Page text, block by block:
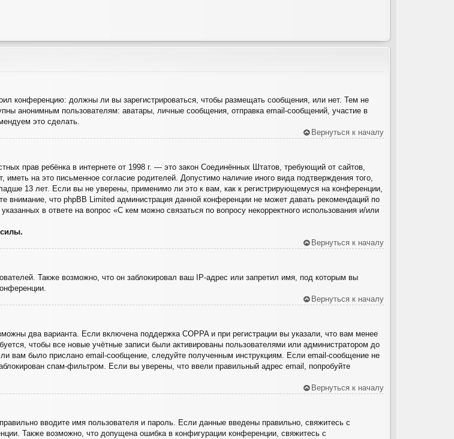
конференцию: должны ли вы зарегистрироваться, чтобы размещать сообщения, или нет. Тем не
анонимным пользователям: аватары, личные сообщения, отправка email-сообщений, участие в
это сделать.
Вернуться к началу
прав ребёнка в интернете от 1998 г. — это закон Соединённых Штатов, требующий от сайтов,
на это письменное согласие родителей. Допустимо наличие иного вида подтверждения того,
13 лет. Если вы не уверены, применимо ли это к вам, как к регистрирующемуся на конференции,
внимание, что phpBB Limited администрация данной конференции не может давать рекомендаций по
в ответе на вопрос «С кем можно связаться по вопросу некорректного использования и/или
Вернуться к началу
Также возможно, что он заблокировал ваш IP-адрес или запретил имя, под которым вы
Вернуться к началу
два варианта. Если включена поддержка COPPA и при регистрации вы указали, что вам менее
чтобы все новые учётные записи были активированы пользователями или администратором до
вам было прислано email-сообщение, следуйте полученным инструкциям. Если email-сообщение не
спам-фильтром. Если вы уверены, что ввели правильный адрес email, попробуйте
Вернуться к началу
вводите имя пользователя и пароль. Если данные введены правильно, свяжитесь с
Также возможно, что допущена ошибка в конфигурации конференции, свяжитесь с